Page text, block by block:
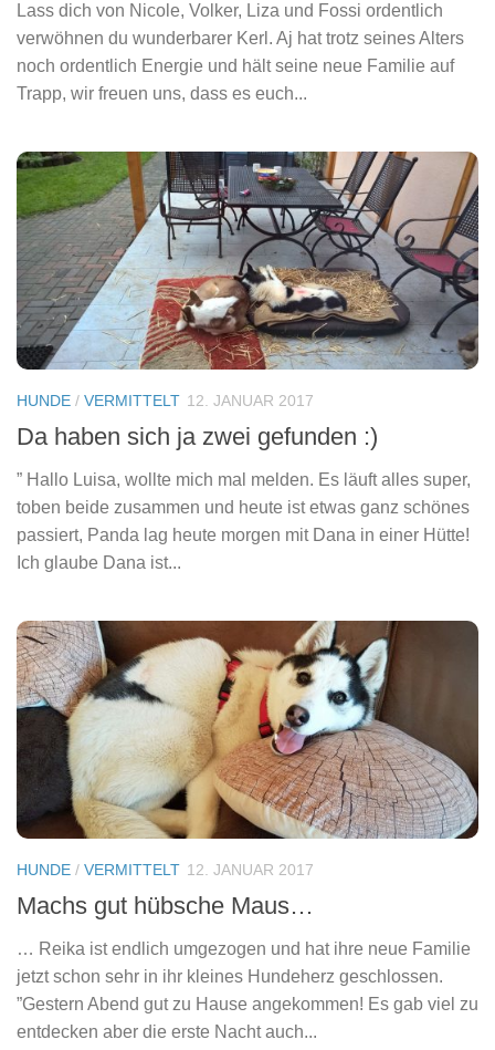
Lass dich von Nicole, Volker, Liza und Fossi ordentlich
verwöhnen du wunderbarer Kerl. Aj hat trotz seines Alters
noch ordentlich Energie und hält seine neue Familie auf
Trapp, wir freuen uns, dass es euch...
HUNDE / VERMITTELT 12. JANUAR 2017
Da haben sich ja zwei gefunden :)
” Hallo Luisa, wollte mich mal melden. Es läuft alles super,
toben beide zusammen und heute ist etwas ganz schönes
passiert, Panda lag heute morgen mit Dana in einer Hütte!
Ich glaube Dana ist...
HUNDE / VERMITTELT 12. JANUAR 2017
Machs gut hübsche Maus…
… Reika ist endlich umgezogen und hat ihre neue Familie
jetzt schon sehr in ihr kleines Hundeherz geschlossen.
”Gestern Abend gut zu Hause angekommen! Es gab viel zu
entdecken aber die erste Nacht auch...